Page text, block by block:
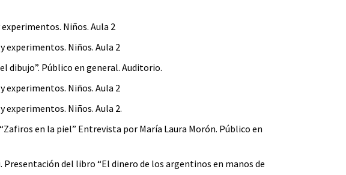
Niños. Aula 2
experimentos. Niños. Aula 2
dibujo”. Público en general. Auditorio.
experimentos. Niños. Aula 2
experimentos. Niños. Aula 2.
en la piel” Entrevista por María Laura Morón. Público en
Presentación del libro “El dinero de los argentinos en manos de